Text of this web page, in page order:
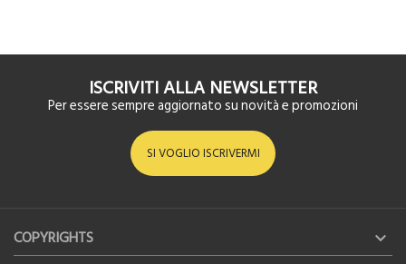
ISCRIVITI ALLA NEWSLETTER
Per essere sempre aggiornato su novità e promozioni
SI VOGLIO ISCRIVERMI
COPYRIGHTS 